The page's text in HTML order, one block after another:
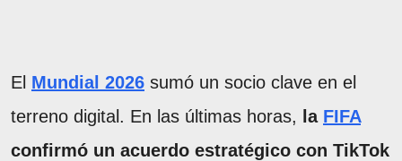
El Mundial 2026 sumó un socio clave en el
terreno digital. En las últimas horas,
la FIFA
confirmó un acuerdo estratégico con TikTok